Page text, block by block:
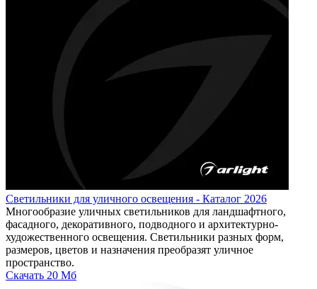
Светильники для уличного освещения - Каталог 2026
Многообразие уличных светильников для ландшафтного,
фасадного, декоративного, подводного и архитектурно-
художественного освещения. Светильники разных форм,
размеров, цветов и назначения преобразят уличное
пространство.
Скачать 20 Мб